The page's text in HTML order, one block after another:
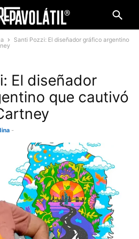
Santi Pozzi: El diseñador gráfico argentino
El diseñador
que cautivó
-